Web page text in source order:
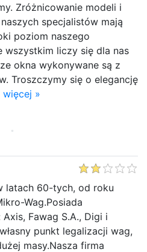
Zróżnicowanie modeli i
specjalistów mają
poziom naszego
wszystkim liczy się dla nas
okna wykonywane są z
Troszczymy się o elegancję
więcej »
latach 60-tych, od roku
Wag.Posiada
Fawag S.A., Digi i
punkt legalizacji wag,
masy.Nasza firma